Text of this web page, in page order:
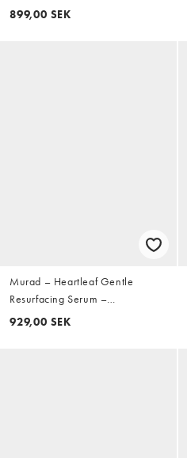
899,00 SEK
Murad – Heartleaf Gentle
Resurfacing Serum –
Ansiktsserum, 30ml
929,00 SEK